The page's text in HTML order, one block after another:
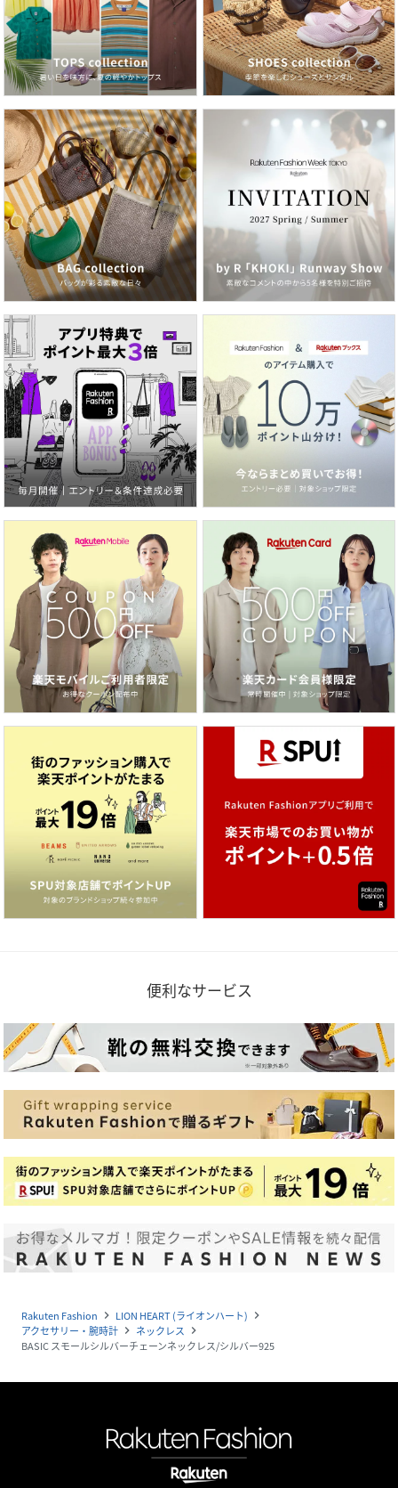
便利なサービス
Rakuten Fashion navigate_next LION HEART (ライオンハート) navigate_next
アクセサリー・腕時計 navigate_next ネックレス navigate_next
BASIC スモールシルバーチェーンネックレス/シルバー925